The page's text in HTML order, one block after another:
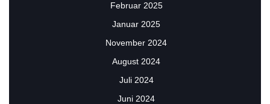
Februar 2025
Januar 2025
November 2024
August 2024
Juli 2024
Juni 2024